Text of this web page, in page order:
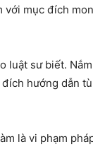
mục đích
luật sư biết.
hướng dẫn
là vi phạm